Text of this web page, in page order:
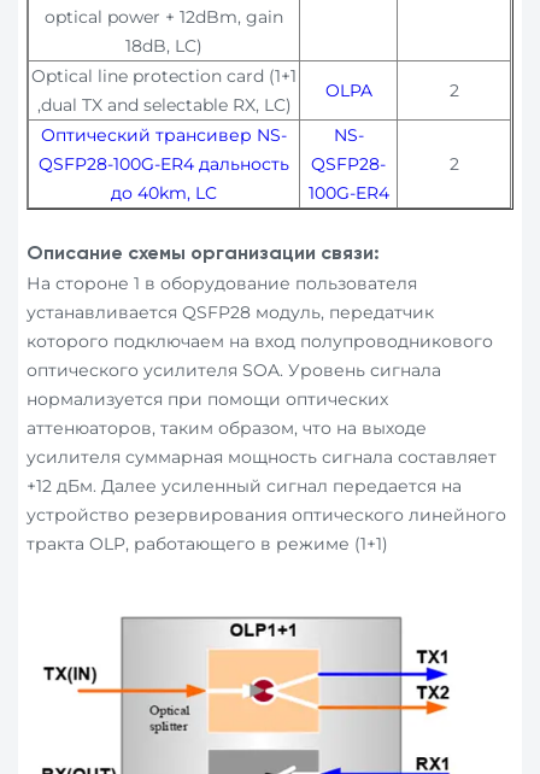
optical power + 12dBm, gain
18dB, LC)
Optical line protection card (1+1
,dual TX and selectable RX, LC)
OLPA 2
Оптический трансивер NS-
QSFP28-100G-ER4 дальность
до 40km, LC
NS-
QSFP28-
100G-ER4
2
Описание схемы организации связи:
На стороне 1 в оборудование пользователя
устанавливается QSFP28 модуль, передатчик
которого подключаем на вход полупроводникового
оптического усилителя SOA. Уровень сигнала
нормализуется при помощи оптических
аттенюаторов, таким образом, что на выходе
усилителя суммарная мощность сигнала составляет
+12 дБм. Далее усиленный сигнал передается на
устройство резервирования оптического линейного
тракта OLP, работающего в режиме (1+1)